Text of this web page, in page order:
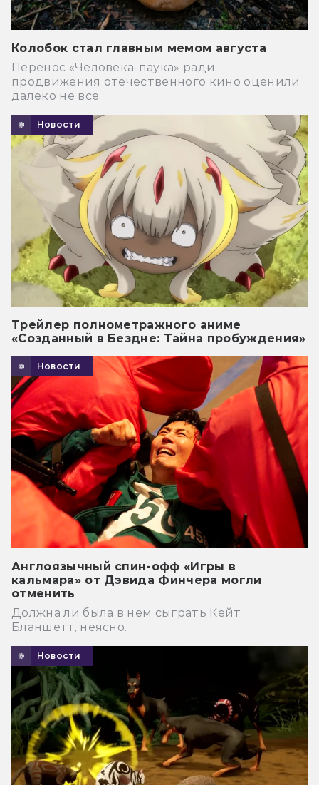
Колобок стал главным мемом августа
Перенос «Человека-паука» ради
продвижения отечественного кино оценили
далеко не все.
Новости
Трейлер полнометражного аниме
«Созданный в Бездне: Тайна пробуждения»
Новости
Англоязычный спин-офф «Игры в
кальмара» от Дэвида Финчера могли
отменить
Должна ли была в нем сыграть Кейт
Бланшетт, неясно.
Новости